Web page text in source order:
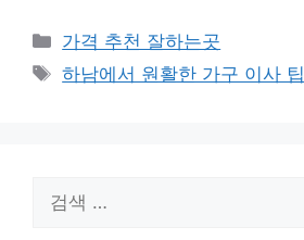
카
테
고
가격 추천 잘하는곳
태
하남에서 원활한 가구 이사 팁
색: